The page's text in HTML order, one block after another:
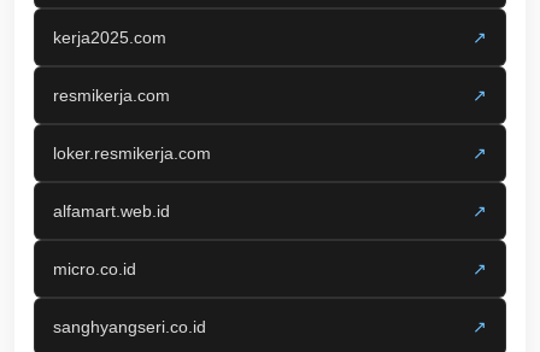
kerja2025.com ↗
resmikerja.com ↗
loker.resmikerja.com ↗
alfamart.web.id ↗
micro.co.id ↗
sanghyangseri.co.id ↗